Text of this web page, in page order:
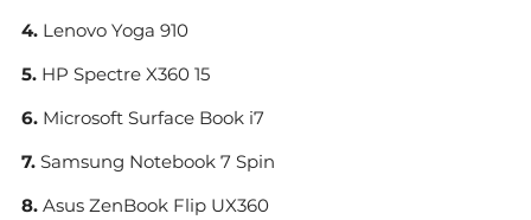
4. Lenovo Yoga 910
5. HP Spectre X360 15
6. Microsoft Surface Book i7
7. Samsung Notebook 7 Spin
8. Asus ZenBook Flip UX360